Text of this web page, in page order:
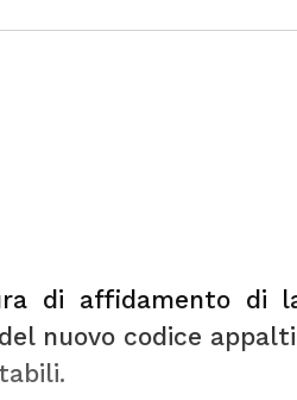
di affidamento di
nuovo codice